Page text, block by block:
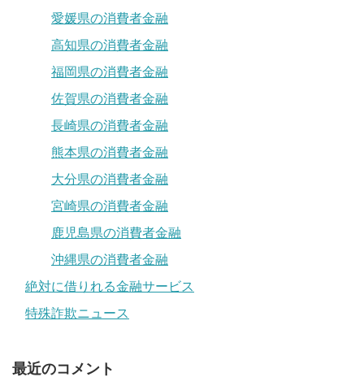
愛媛県の消費者金融
高知県の消費者金融
福岡県の消費者金融
佐賀県の消費者金融
長崎県の消費者金融
熊本県の消費者金融
大分県の消費者金融
宮崎県の消費者金融
鹿児島県の消費者金融
沖縄県の消費者金融
絶対に借りれる金融サービス
特殊詐欺ニュース
最近のコメント